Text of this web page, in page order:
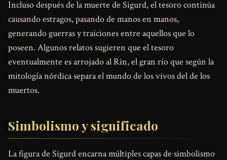
Incluso después de la muerte de Sigurd, el tesoro continúa
causando estragos, pasando de manos en manos,
generando guerras y traiciones entre aquellos que lo
poseen. Algunos relatos sugieren que el tesoro
eventualmente es arrojado al Rin, el gran río que según la
mitología nórdica separa el mundo de los vivos del de los
muertos.
Simbolismo y significado
La figura de Sigurd encarna múltiples capas de simbolismo